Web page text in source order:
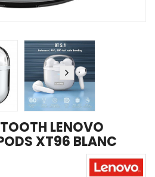
LENOVO
XT96 BLANC